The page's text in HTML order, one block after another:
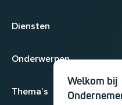
Diensten
Onderwerpen
Thema’s
Welkom bij